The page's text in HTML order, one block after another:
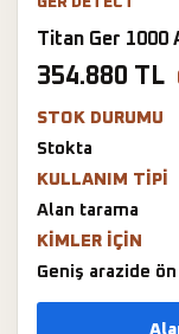
Titan Ger 1000
354.880 TL
STOK DURUMU
Stokta
KULLANIM TIPI
Alan tarama
KIMLER IÇIN
Geniş arazide